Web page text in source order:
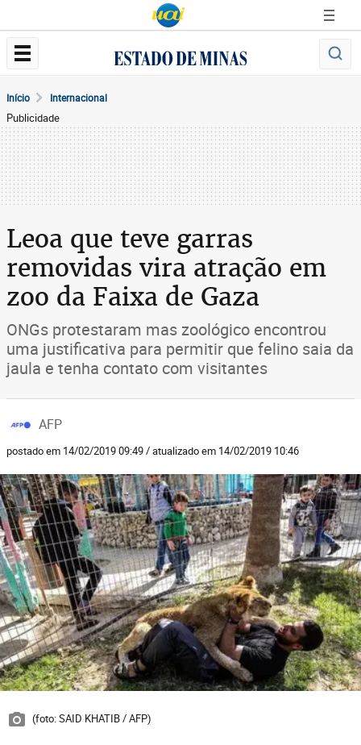
Início Internacional
Publicidade
Leoa que teve garras
removidas vira atração em
zoo da Faixa de Gaza
ONGs protestaram mas zoológico encontrou
uma justificativa para permitir que felino saia da
jaula e tenha contato com visitantes
AFP
postado em 14/02/2019 09:49 / atualizado em 14/02/2019 10:46
(foto: SAID KHATIB / AFP)